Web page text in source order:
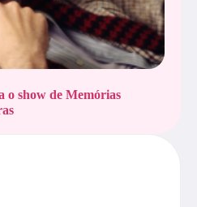
o show de Memórias